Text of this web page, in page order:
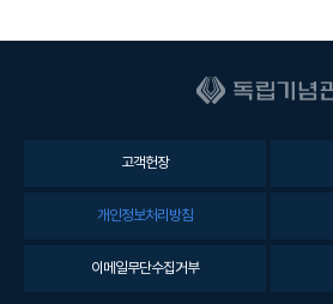
고객헌장
개인정보처리방침
이메일무단수집거부